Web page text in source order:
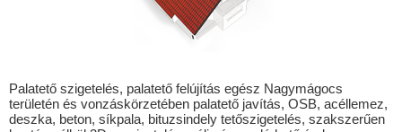
Ferencszállás
Palatető szigetelés, palatető felújítás egész Nagymágocs
területén és vonzáskörzetében palatető javítás, OSB, acéllemez,
deszka, beton, síkpala, bituzsindely tetőszigetelés, szakszerűen